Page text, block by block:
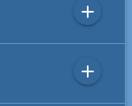
add
add